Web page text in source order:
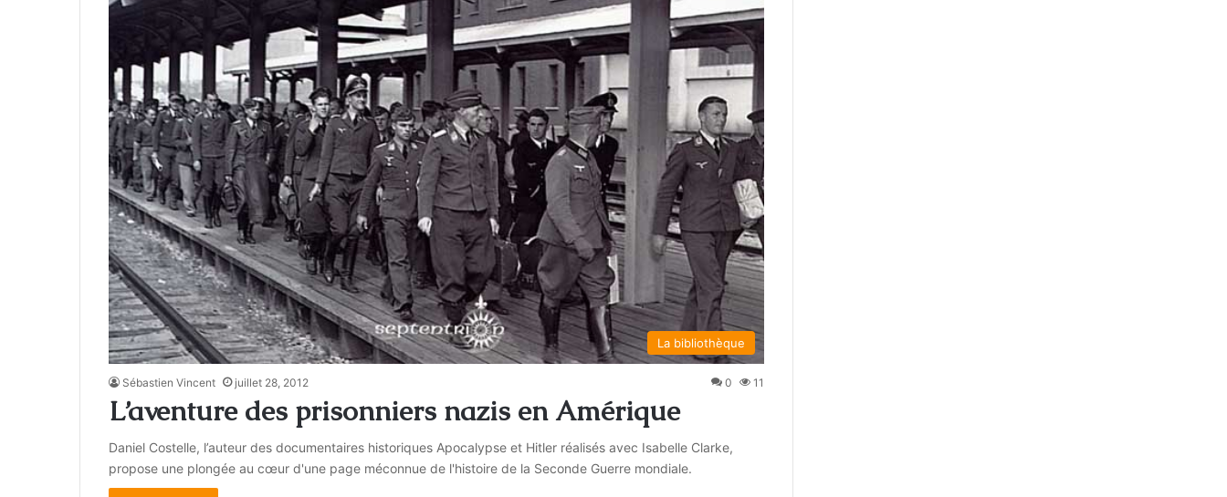
La bibliothèque
Sébastien Vincent juillet 28, 2012 0 11
L’aventure des prisonniers nazis en Amérique
Daniel Costelle, l’auteur des documentaires historiques Apocalypse et Hitler réalisés avec Isabelle Clarke,
propose une plongée au cœur d'une page méconnue de l'histoire de la Seconde Guerre mondiale.